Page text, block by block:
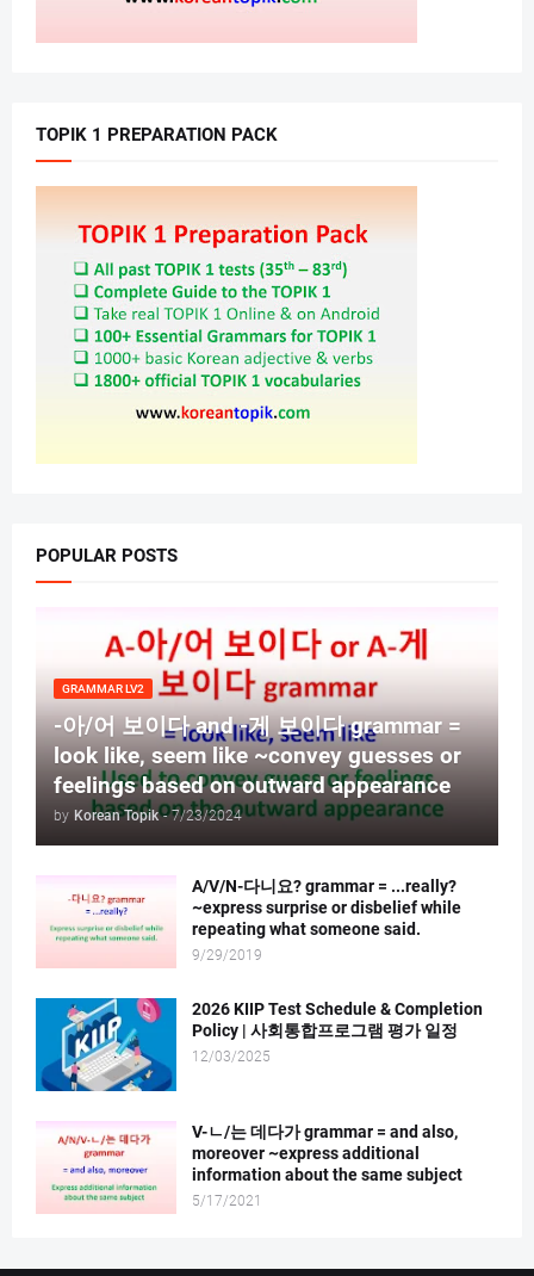
TOPIK 1 PREPARATION PACK
POPULAR POSTS
GRAMMAR LV2
-아/어 보이다 and -게 보이다 grammar =
look like, seem like ~convey guesses or
feelings based on outward appearance
by Korean Topik - 7/23/2024
A/V/N-다니요? grammar = ...really?
~express surprise or disbelief while
repeating what someone said.
9/29/2019
2026 KIIP Test Schedule & Completion
Policy | 사회통합프로그램 평가 일정
12/03/2025
V-ㄴ/는 데다가 grammar = and also,
moreover ~express additional
information about the same subject
5/17/2021